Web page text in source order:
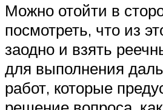
Можно отойти в
посмотреть, что из
заодно и взять
для выполнения
работ, которые